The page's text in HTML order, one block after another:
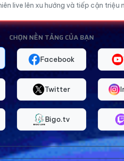
live lên xu hướng và tiếp cận triệu
CHỌN NỀN TẢNG CỦA BẠN
Facebook
Twitter
Bigo.tv